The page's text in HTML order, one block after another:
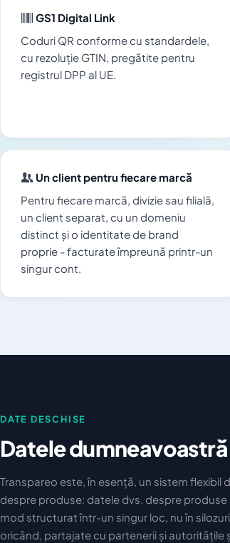
GS1 Digital Link
Coduri QR conforme cu standardele,
cu rezoluție GTIN, pregătite pentru
registrul DPP al UE.
Un client pentru fiecare marcă
Pentru fiecare marcă, divizie sau filială,
un client separat, cu un domeniu
distinct și o identitate de brand
proprie - facturate împreună printr-un
singur cont.
DATE DESCHISE
Datele
Transpareo este, în esență, un sistem flexibil
despre produse: datele dvs. despre
mod structurat într-un singur loc, nu în
oricând, partajate cu partenerii și autoritățile